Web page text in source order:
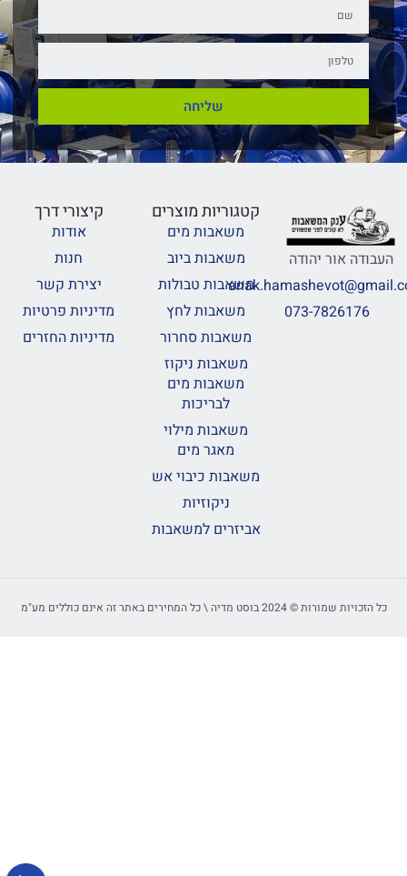
שליחה
העבודה אור יהודה
073-7826176
קטגוריות מוצרים
משאבות מים
משאבות ביוב
משאבות טבולות
משאבות לחץ
משאבות סחרור
משאבות ניקוז
משאבות מים
לבריכות
משאבות מילוי
מאגר מים
משאבות כיבוי אש
ניקוזיות
אביזרים למשאבות
קיצורי דרך
אודות
חנות
יצירת קשר
מדיניות פרטיות
מדיניות החזרים
כל הזכויות שמורות © 2024 בוסט מדיה \ כל המחירים באתר זה אינם כוללים מע"מ